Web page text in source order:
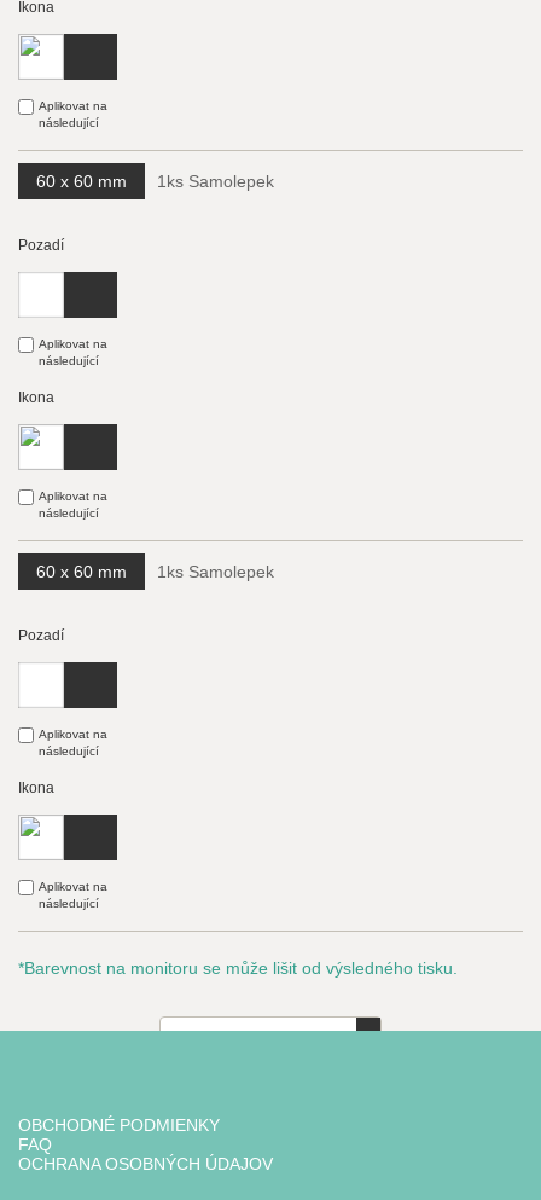
Ikona
Aplikovat na
následující
60 x 60 mm 1ks Samolepek
Pozadí
Aplikovat na
následující
Ikona
Aplikovat na
následující
60 x 60 mm 1ks Samolepek
Pozadí
Aplikovat na
následující
Ikona
Aplikovat na
následující
*Barevnost na monitoru se může lišit od výsledného tisku.
OBCHODNÉ PODMIENKY
FAQ
OCHRANA OSOBNÝCH ÚDAJOV